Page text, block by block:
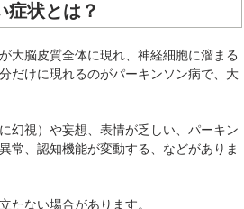
症状とは？
大脳皮質全体に現れ、神経細胞に溜まる
だけに現れるのがパーキンソン病で、大
幻視）や妄想、表情が乏しい、パーキン
常、認知機能が変動する、などがありま
たない場合があります。